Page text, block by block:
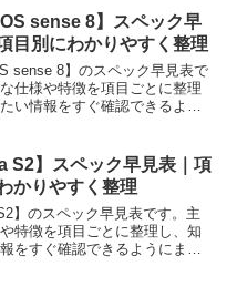
sense 8】スペック早
目別にわかりやすく整理
sense 8】のスペック早見表で
仕様や特徴を項目ごとに整理
い情報をすぐ確認できるよう
S2】スペック早見表｜項
かりやすく整理
】のスペック早見表です。主
特徴を項目ごとに整理し、知
をすぐ確認できるようにまと